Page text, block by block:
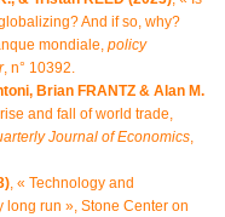
And if so, why?
mondiale, policy
, n° 10392.
Brian FRANTZ & Alan M.
and fall of world trade,
Journal of Economics,
, « Technology and
run », Stone Center on